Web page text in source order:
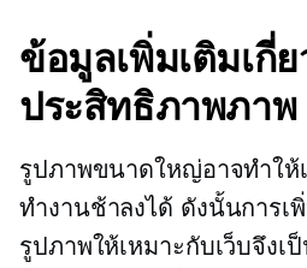
ข้อมูลเพิ่มเติมเกี่
ประสิทธิภาพภาพ
รูปภาพขนาดใหญ่อาจทำใ
ทำงานช้าลงได้ ดังนั้นการเ
รูปภาพให้เหมาะกับเว็บจึง